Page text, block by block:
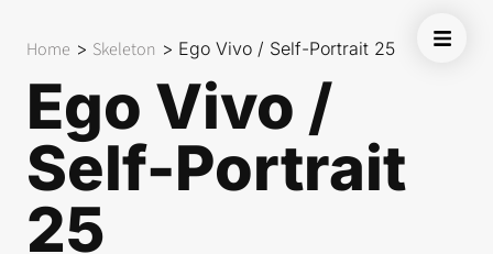
Home > Skeleton > Ego Vivo / Self-Portrait 25
Ego Vivo /
Self-Portrait
25